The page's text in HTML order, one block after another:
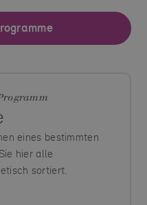
eines bestimmten
hier alle
sortiert.